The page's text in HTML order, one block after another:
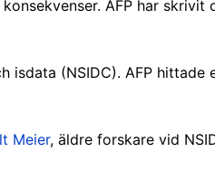
AFP har skrivit
isdata (NSIDC). AFP hittade
Meier, äldre forskare vid